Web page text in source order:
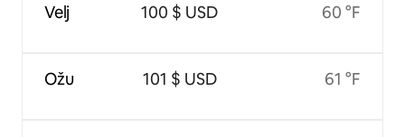
Velj
Ožu
100 $ USD
101 $ USD
60 °F
61 °F